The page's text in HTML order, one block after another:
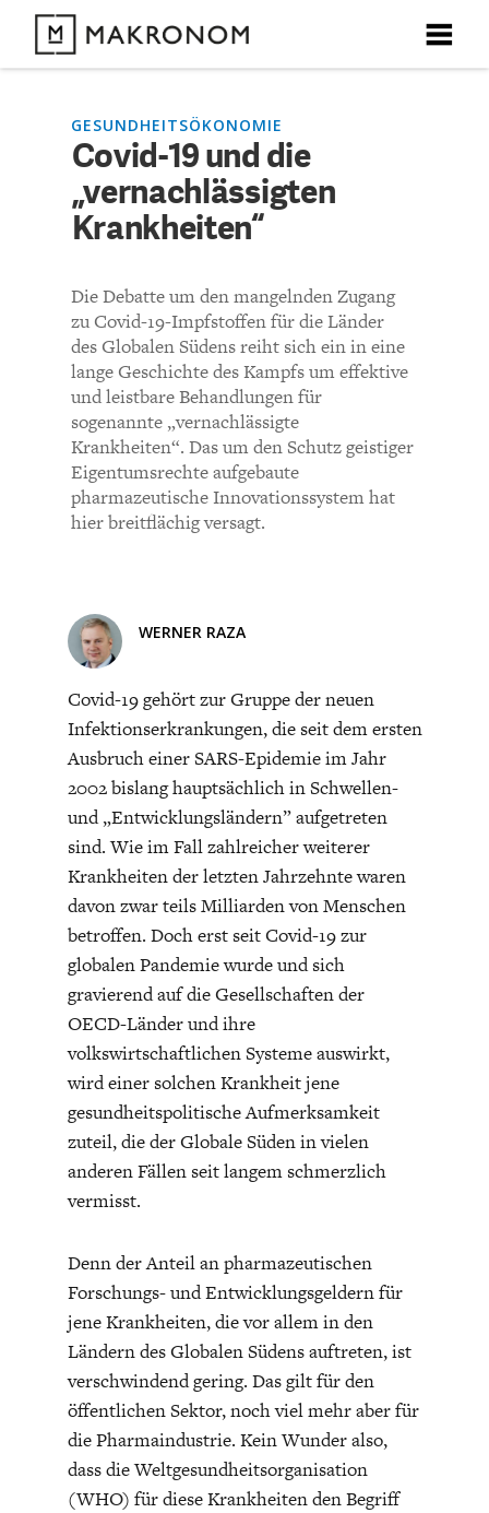
X
DEBATTEN
ARTIKEL
FEATURES
THEMEN
NEWSLETTER
ÜBER UNS
SUCHE
X
neuesten Beiträge.
X
BODEN
ECONOMISTS FOR FUTURE
INDUSTRIEPOLITIK
CIRCULAR ECONOMY
X
CHARTBOOK
DEUTSCHLAND
ENERGIE & UMWELT
ENTWICKLUNGSPOLITIK
GESUNDHEITSÖKONOMIE
Covid-19 und die
„vernachlässigten
Krankheiten“
Die Debatte um den mangelnden Zugang
zu Covid-19-Impfstoffen für die Länder
des Globalen Südens reiht sich ein in eine
lange Geschichte des Kampfs um effektive
und leistbare Behandlungen für
sogenannte „vernachlässigte
Krankheiten“. Das um den Schutz geistiger
Eigentumsrechte aufgebaute
pharmazeutische Innovationssystem hat
hier breitflächig versagt.
WERNER RAZA
Covid-19 gehört zur Gruppe der neuen
Infektionserkrankungen, die seit dem ersten
Ausbruch einer SARS-Epidemie im Jahr
2002 bislang hauptsächlich in Schwellen-
und „Entwicklungsländern” aufgetreten
sind. Wie im Fall zahlreicher weiterer
Krankheiten der letzten Jahrzehnte waren
davon zwar teils Milliarden von Menschen
betroffen. Doch erst seit Covid-19 zur
globalen Pandemie wurde und sich
gravierend auf die Gesellschaften der
OECD-Länder und ihre
volkswirtschaftlichen Systeme auswirkt,
wird einer solchen Krankheit jene
gesundheitspolitische Aufmerksamkeit
zuteil, die der Globale Süden in vielen
anderen Fällen seit langem schmerzlich
vermisst.
Denn der Anteil an pharmazeutischen
Forschungs- und Entwicklungsgeldern für
jene Krankheiten, die vor allem in den
Ländern des Globalen Südens auftreten, ist
verschwindend gering. Das gilt für den
öffentlichen Sektor, noch viel mehr aber für
die Pharmaindustrie. Kein Wunder also,
dass die Weltgesundheitsorganisation
(WHO) für diese Krankheiten den Begriff
X
KOMMENTARE ZU
Covid-19 und die
„vernachlässigten
KOMMENTIEREN (VIA EMAIL)
Richtlinien
Bisher noch kein Kommentar.